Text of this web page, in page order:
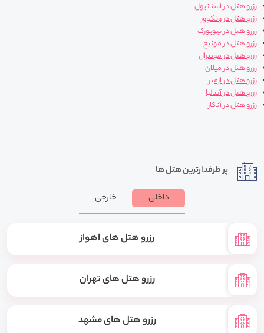
رزرو هتل در استانبول
رزرو هتل در ونکوور
رزرو هتل در نیویورک
رزرو هتل در مونیخ
رزرو هتل در مونترال
رزرو هتل در میلان
رزرو هتل در ازمیر
رزرو هتل در آنتالیا
رزرو هتل در آنکارا
پر طرفدارترین هتل ها
داخلی
خارجی
رزرو هتل های اهواز
رزرو هتل های تهران
رزرو هتل های مشهد